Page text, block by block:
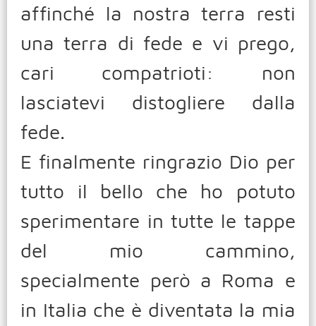
affinché la nostra terra resti
una terra di fede e vi prego,
cari compatrioti: non
lasciatevi distogliere dalla
fede.
E finalmente ringrazio Dio per
tutto il bello che ho potuto
sperimentare in tutte le tappe
del mio cammino,
specialmente però a Roma e
in Italia che è diventata la mia